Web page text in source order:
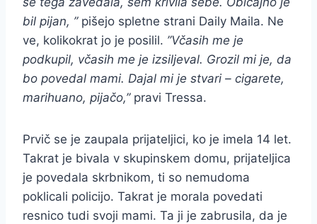
bil pijan, ” pišejo spletne strani Daily Maila. Ne
ve, kolikokrat jo je posilil. ”Včasih me je
podkupil, včasih me je izsiljeval. Grozil mi je, da
bo povedal mami. Dajal mi je stvari – cigarete,
marihuano, pijačo,”pravi Tressa.
Prvič se je zaupala prijateljici, ko je imela 14 let.
Takrat je bivala v skupinskem domu, prijateljica
je povedala skrbnikom, ti so nemudoma
poklicali policijo. Takrat je morala povedati
resnico tudi svoji mami. Ta ji je zabrusila, da je